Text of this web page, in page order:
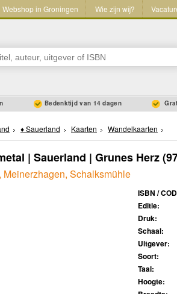
Webshop in Groningen Wie zijn wij?
Bedenktijd van 14 dagen
♦ Sauerland Kaarten Wandelkaarten
| Sauerland | Grunes Herz
Schalksmühle
ISBN /
Editie:
Druk:
Schaal:
Uitgever:
Soort:
Taal:
Hoogte: